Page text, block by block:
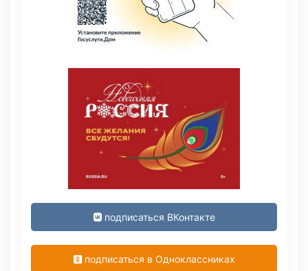
подписаться ВКонтакте
подписаться в Одноклассниках